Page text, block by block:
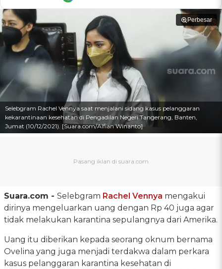
Perbesar
Selebgram Rachel Vennya saat menjalani sidang kasus pelanggaran
kekarantinaan kesehatan di Pengadilan Negeri Tangerang, Banten,
Jumat (10/12/2021). [Suara.com/Alfian Winanto]
Suara.com - Selebgram Rachel Vennya mengakui
dirinya mengeluarkan uang dengan Rp 40 juga agar
tidak melakukan karantina sepulangnya dari Amerika.
Uang itu diberikan kepada seorang oknum bernama
Ovelina yang juga menjadi terdakwa dalam perkara
kasus pelanggaran karantina kesehatan di